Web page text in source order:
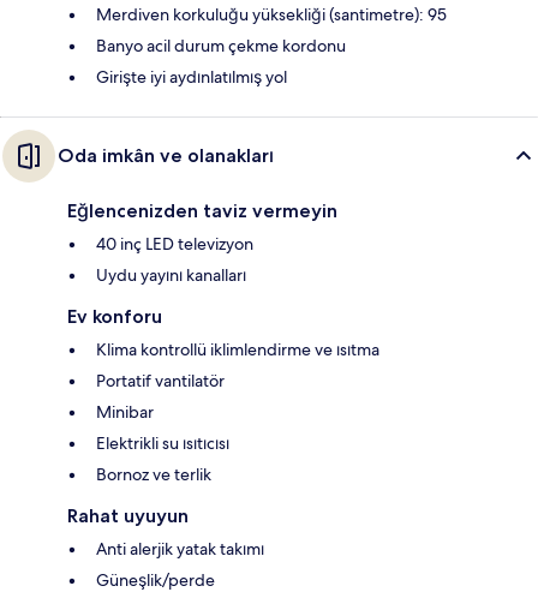
Merdiven korkuluğu yüksekliği (santimetre): 95
Banyo acil durum çekme kordonu
Girişte iyi aydınlatılmış yol
Oda imkân ve olanakları
Eğlencenizden taviz vermeyin
40 inç LED televizyon
Uydu yayını kanalları
Ev konforu
Klima kontrollü iklimlendirme ve ısıtma
Portatif vantilatör
Minibar
Elektrikli su ısıtıcısı
Bornoz ve terlik
Rahat uyuyun
Anti alerjik yatak takımı
Güneşlik/perde